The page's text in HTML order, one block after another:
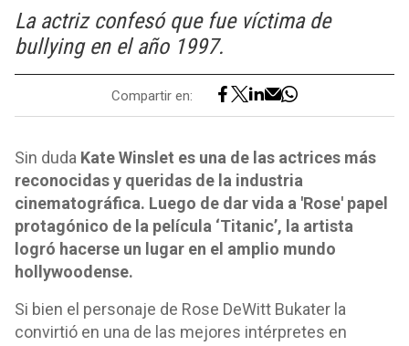
La actriz confesó que fue víctima de
bullying en el año 1997.
Compartir en:
Sin duda Kate Winslet es una de las actrices más
reconocidas y queridas de la industria
cinematográfica. Luego de dar vida a 'Rose' papel
protagónico de la película ‘Titanic’, la artista
logró hacerse un lugar en el amplio mundo
hollywoodense.
Si bien el personaje de Rose DeWitt Bukater la
convirtió en una de las mejores intérpretes en